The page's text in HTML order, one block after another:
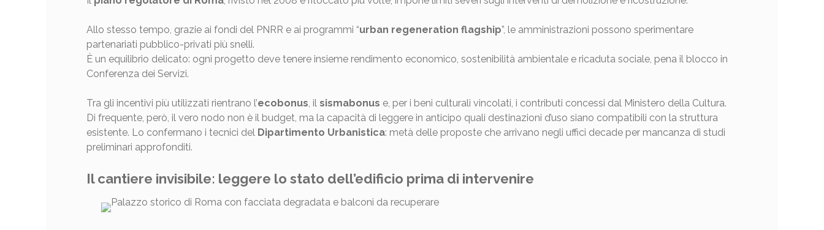
Allo stesso tempo, grazie ai fondi del PNRR e ai programmi “urban regeneration flagship”, le amministrazioni possono sperimentare
partenariati pubblico-privati più snelli.
È un equilibrio delicato: ogni progetto deve tenere insieme rendimento economico, sostenibilità ambientale e ricaduta sociale, pena il blocco in
Conferenza dei Servizi.
Tra gli incentivi più utilizzati rientrano l’ecobonus , il sismabonus e, per i beni culturali vincolati, i contributi concessi dal Ministero della Cultura.
Di frequente, però, il vero nodo non è il budget, ma la capacità di leggere in anticipo quali destinazioni d’uso siano compatibili con la struttura
esistente. Lo confermano i tecnici del Dipartimento Urbanistica: metà delle proposte che arrivano negli uffici decade per mancanza di studi
preliminari approfonditi.
Il cantiere invisibile: leggere lo stato dell’edificio prima di intervenire